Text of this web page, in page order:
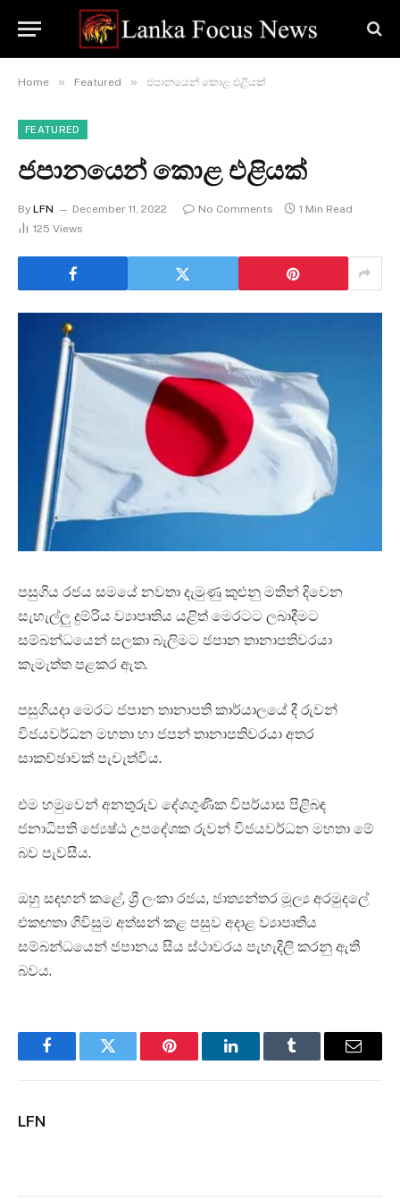
Home » Featured » ජපානයෙන් කොළ එළියක්
FEATURED
ජපානයෙන් කොළ එළියක්
By LFN December 11, 2022 No Comments
1 Min Read
125 Views
පසුගිය රජය සමයේ නවතා දැමුණු කුළුනු මතින් දිවෙන
සැහැල්ලු දුම්රිය ව්‍යාපෘතිය යළිත් මෙරටට ලබාදීමට
සම්බන්ධයෙන් සලකා බැලිමට ජපාන තානාපතිවරයා
කැමැත්ත පළකර ඇත.
පසුගියදා මෙරට ජපාන තානාපති කාර්යාලයේ දී රුවන්
විජයවර්ධන මහතා හා ජපන් තානාපතිවරයා අතර
සාකච්ඡාවක් පැවැත්විය.
එම හමුවෙන් අනතුරුව දේශගුණික විපර්යාස පිළිබඳ
ජනාධිපති ජ්‍යෙෂ්ඨ උපදේශක රුවන් විජයවර්ධන මහතා මේ
බව පැවසීය.
ඔහු සඳහන් කළේ, ශ්‍රී ලංකා රජය, ජාත්‍යන්තර මූල්‍ය අරමුදලේ
එකඟතා ගිවිසුම අත්සන් කළ පසුව අදාළ ව්‍යාපෘතිය
සම්බන්ධයෙන් ජපානය සිය ස්ථාවරය පැහැදිලි කරනු ඇති
බවය.
FacebookTwitter Pinterest LinkedInTumblr Email
LFN